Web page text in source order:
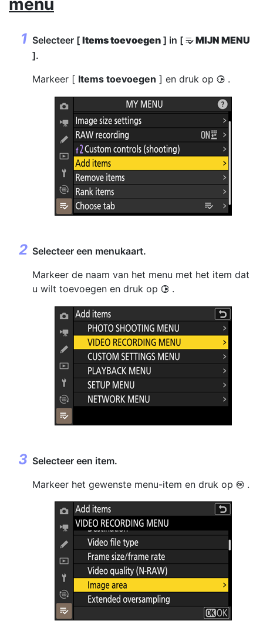
menu
Selecteer [ Items toevoegen ] in [ OMIJN MENU
].
Markeer [ Items toevoegen ] en druk op 2 .
Selecteer een menukaart.
Markeer de naam van het menu met het item dat
u wilt toevoegen en druk op 2 .
Selecteer een item.
Markeer het gewenste menu-item en druk op J .